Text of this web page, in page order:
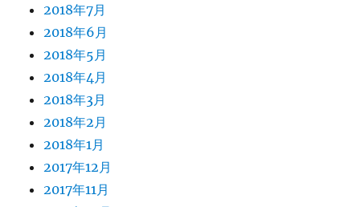
2018年7月
2018年6月
2018年5月
2018年4月
2018年3月
2018年2月
2018年1月
2017年12月
2017年11月